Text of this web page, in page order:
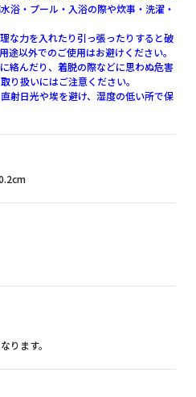
浴・プール・入浴の際や炊事・洗濯・
な力を入れたり引っ張ったりすると破
途以外でのご使用はお避けください。
絡んだり、着脱の際などに思わぬ危害
り扱いにはご注意ください。
射日光や埃を避け、湿度の低い所で保
ります。